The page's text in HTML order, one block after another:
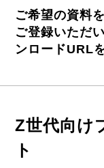
ご希望の資料
ご登録いただ
ンロードURL
Z世代向け
ト